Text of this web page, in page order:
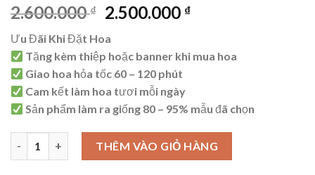
2.600.000₫ Giá
là:
2.600.000 ₫.
2.500.000 ₫Giá
là:
Ưu Đãi Khi Đặt Hoa
Tặng kèm thiệp hoặc banner khi mua hoa
Giao hoa hỏa tốc 60 – 120 phút
Cam kết làm hoa tươi mỗi ngày
Sản phẩm làm ra giống 80 – 95% mẫu đã chọn
THÊM VÀO GIỎ HÀNG